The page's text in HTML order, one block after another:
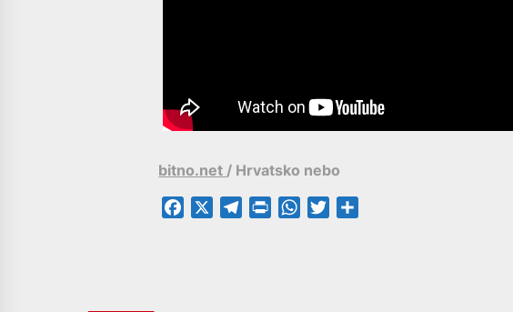
bitno.net / Hrvatsko nebo
FacebookTelegramPrintFriendly
WhatsApp
Twitter